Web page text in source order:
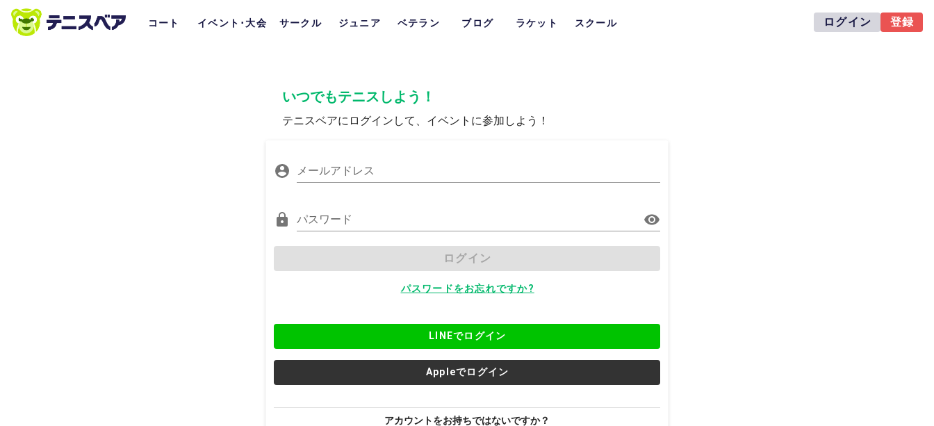
コート イベント･大会 サークル ジュニア ベテラン ブログ ラケット スクール ログイン 登録
いつでもテニスしよう！
テニスベアにログインして、イベントに参加しよう！
メールアドレス
パスワード
ログイン
パスワードをお忘れですか?
LINEでログイン
Appleでログイン
アカウントをお持ちではないですか？